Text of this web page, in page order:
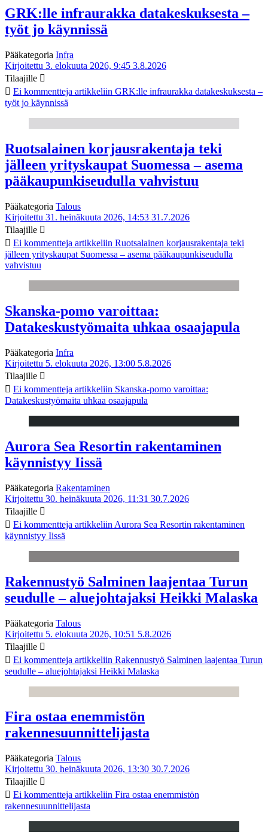
GRK:lle infraurakka datakeskuksesta –
työt jo käynnissä
Pääkategoria Infra
Kirjoitettu 3. elokuuta 2026, 9:45 3.8.2026
Tilaajille
Ei kommentteja artikkeliin GRK:lle infraurakka datakeskuksesta –
työt jo käynnissä
Ruotsalainen korjausrakentaja teki
jälleen yrityskaupat Suomessa – asema
pääkaupunkiseudulla vahvistuu
Pääkategoria Talous
Kirjoitettu 31. heinäkuuta 2026, 14:53 31.7.2026
Tilaajille
Ei kommentteja artikkeliin Ruotsalainen korjausrakentaja teki
jälleen yrityskaupat Suomessa – asema pääkaupunkiseudulla
vahvistuu
Skanska-pomo varoittaa:
Datakeskustyömaita uhkaa osaajapula
Pääkategoria Infra
Kirjoitettu 5. elokuuta 2026, 13:00 5.8.2026
Tilaajille
Ei kommentteja artikkeliin Skanska-pomo varoittaa:
Datakeskustyömaita uhkaa osaajapula
Aurora Sea Resortin rakentaminen
käynnistyy Iissä
Pääkategoria Rakentaminen
Kirjoitettu 30. heinäkuuta 2026, 11:31 30.7.2026
Tilaajille
Ei kommentteja artikkeliin Aurora Sea Resortin rakentaminen
käynnistyy Iissä
Rakennustyö Salminen laajentaa Turun
seudulle – aluejohtajaksi Heikki Malaska
Pääkategoria Talous
Kirjoitettu 5. elokuuta 2026, 10:51 5.8.2026
Tilaajille
Ei kommentteja artikkeliin Rakennustyö Salminen laajentaa Turun
seudulle – aluejohtajaksi Heikki Malaska
Fira ostaa enemmistön
rakennesuunnittelijasta
Pääkategoria Talous
Kirjoitettu 30. heinäkuuta 2026, 13:30 30.7.2026
Tilaajille
Ei kommentteja artikkeliin Fira ostaa enemmistön
rakennesuunnittelijasta